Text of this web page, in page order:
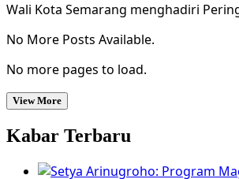
Wali Kota Semarang menghadiri
No More Posts Available.
No more pages to load.
View More
Kabar Terbaru